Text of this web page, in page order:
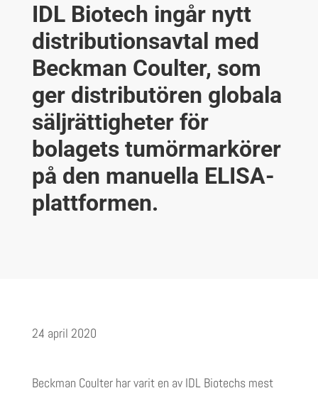
IDL Biotech ingår nytt
distributionsavtal med
Beckman Coulter, som
ger distributören globala
sälj­rättigheter för
bolagets tumörmarkörer
på den manuella ELISA-
plattformen.
24 april 2020
Beckman Coulter har varit en av IDL Biotechs mest